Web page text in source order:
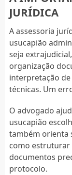
JURÍDICA
A assessoria
usucapião
seja
organização
interpretação
técnicas. Um
O advogado
usucapião
também orienta
como estruturar
documentos
protocolo.